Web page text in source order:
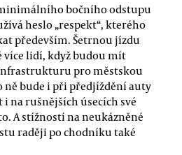
bočního odstupu
heslo „respekt“, kterého
především. Šetrnou jízdu
více lidí, když budou mít
pro městskou
bude i při předjíždění auty
na rušnějších úsecích své
A stížností na neukázněné
raději po chodníku také